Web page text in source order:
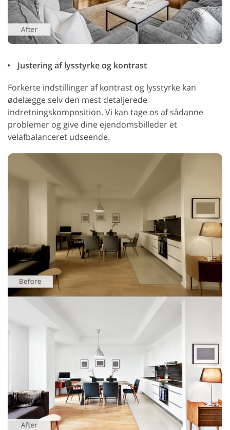
Justering af lysstyrke og kontrast
Forkerte indstillinger af kontrast og lysstyrke kan
ødelægge selv den mest detaljerede
indretningskomposition. Vi kan tage os af sådanne
problemer og give dine ejendomsbilleder et
velafbalanceret udseende.